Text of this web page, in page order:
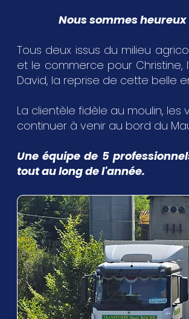
Nous sommes
Tous deux issus du milieu
et le commerce pour
David, la reprise de cette belle
La clientèle fidèle au moulin, les
continuer à venir au bord du
Une équipe de 5
tout au long de l'année.